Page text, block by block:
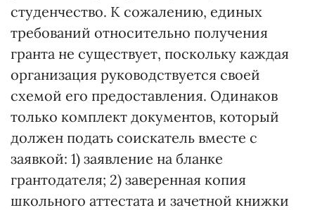
студенчество. К сожалению, единых
требований относительно получения
гранта не существует, поскольку каждая
организация руководствуется своей
схемой его предоставления. Одинаков
только комплект документов, который
должен подать соискатель вместе с
заявкой: 1) заявление на бланке
грантодателя; 2) заверенная копия
школьно­го аттестата и зачетной книжки